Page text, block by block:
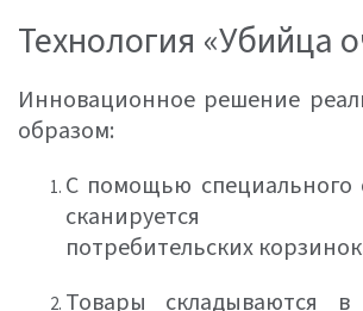
Технология «Убийца
Инновационное решение
образом:
С помощью специального
сканируется
потребительских
Товары складываются в